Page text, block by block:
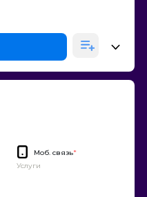
Моб. связь*
Услуги